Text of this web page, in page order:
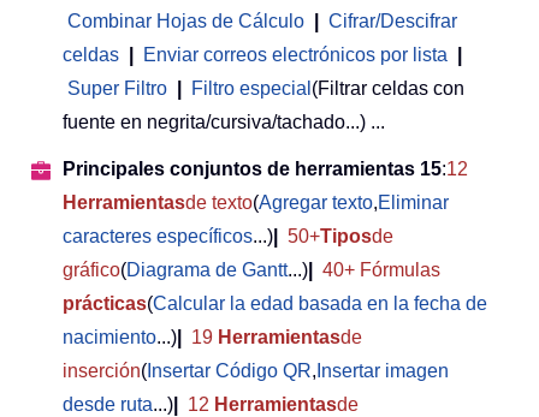
Combinar Hojas de Cálculo
Cifrar/Descifrar
celdas
Enviar correos electrónicos por lista
Super Filtro
Filtro especial (Filtrar celdas con
fuente en negrita/cursiva/tachado...) ...
Principales conjuntos de herramientas 15:12
Herramientasde texto(Agregar texto,Eliminar
caracteres específicos...) 50+Tiposde
gráfico(Diagrama de Gantt...)
40+ Fórmulas
prácticas(Calcular la edad basada en la fecha de
nacimiento...) 19 Herramientasde
inserción( Insertar Código QR, Insertar imagen
desde ruta...) 12 Herramientasde